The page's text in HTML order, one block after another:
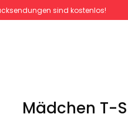
sind kostenlos!
Gesamtbetrag
Start der
Mädchen T-